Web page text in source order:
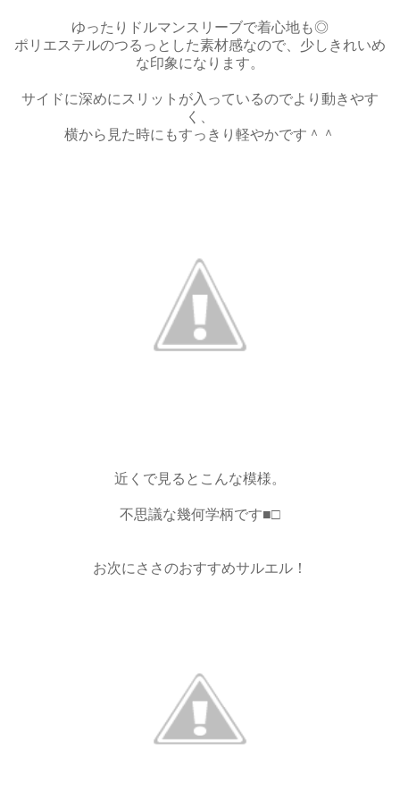
ゆったりドルマンスリーブで着心地も◎
ポリエステルのつるっとした素材感なので、少しきれいめ
な印象になります。
サイドに深めにスリットが入っているのでより動きやす
く、
横から見た時にもすっきり軽やかです＾＾
近くで見るとこんな模様。
不思議な幾何学柄です■□
お次にささのおすすめサルエル！